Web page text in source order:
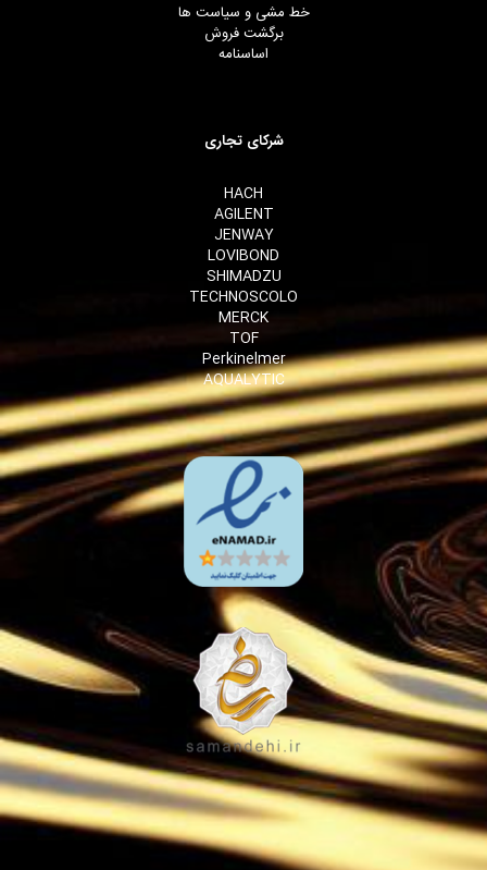
خط مشی و سیاست ها
برگشت فروش
اساسنامه
شرکای تجاری
HACH
AGILENT
JENWAY
LOVIBOND
SHIMADZU
TECHNOSCOLO
MERCK
TOF
Perkinelmer
AQUALYTIC